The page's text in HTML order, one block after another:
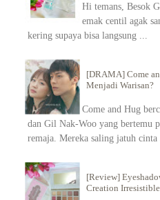
Hi temans, Besok
emak centil agak
kering supaya bisa langsung ...
[DRAMA] Come
Menjadi Warisan?
Come and Hug
dan Gil Nak-Woo yang bertemu
remaja. Mereka saling jatuh cinta
[Review]
Creation Irresistible